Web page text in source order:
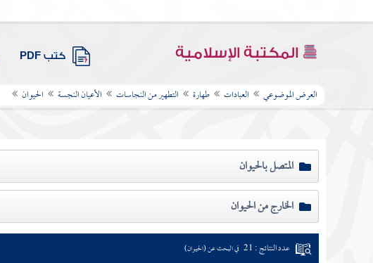
المكتبة الإسلامية كتب PDF
العرض الموضوعي العبادات طهارة التطهير من النجاسات الأعيان النجسة الحيوان
المتصل بالحيوان
الخارج من الحيوان
عدد النتائج : 21 في البحث عن (الحيوان)